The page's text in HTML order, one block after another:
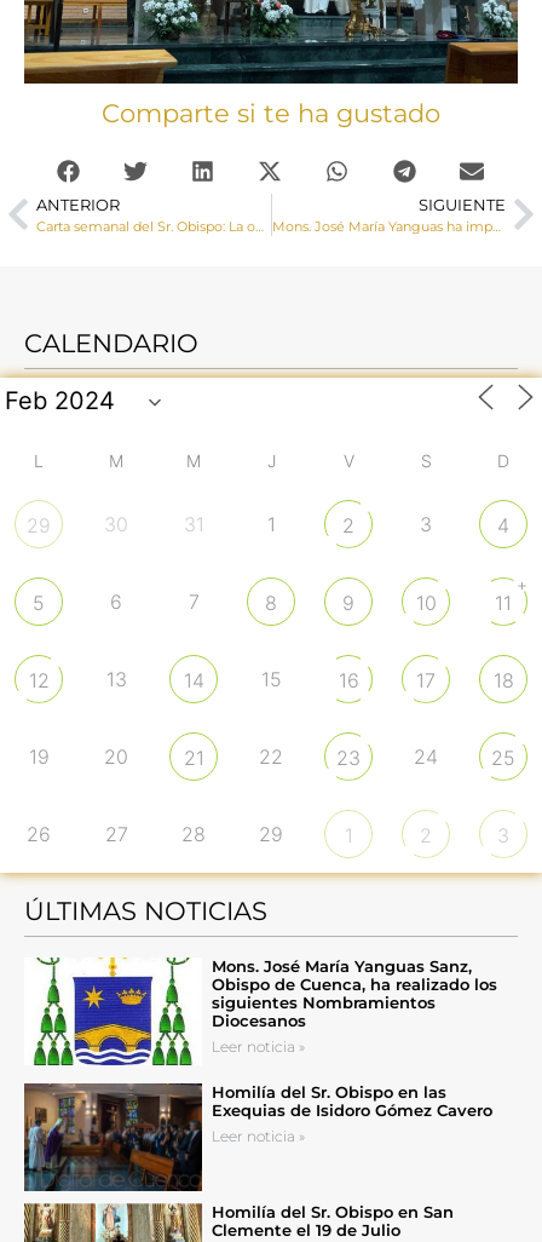
Comparte si te ha gustado
ANTERIOR
Carta semanal del Sr. Obispo: La objeción de conciencia
SIGUIENTE
Mons. José María Yanguas ha impartido el sacramento de la Confirmación a jóvenes de las parroquias de La Paz y Arcas
CALENDARIO
L M M J V S D
29 30 31 1 2 3 4
5 6 7 8 9 10 11
+
12 13 14 15 16 17 18
19 20 21 22 23 24 25
26 27 28 29 1 2 3
ÚLTIMAS NOTICIAS
Mons. José María Yanguas Sanz,
Obispo de Cuenca, ha realizado los
siguientes Nombramientos
Diocesanos
Leer noticia »
Homilía del Sr. Obispo en las
Exequias de Isidoro Gómez Cavero
Leer noticia »
Homilía del Sr. Obispo en San
Clemente el 19 de Julio